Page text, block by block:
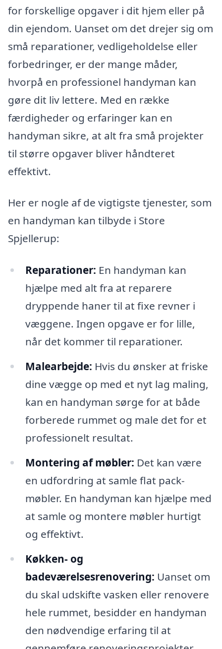
for forskellige opgaver i dit hjem eller på
din ejendom. Uanset om det drejer sig om
små reparationer, vedligeholdelse eller
forbedringer, er der mange måder,
hvorpå en professionel handyman kan
gøre dit liv lettere. Med en række
færdigheder og erfaringer kan en
handyman sikre, at alt fra små projekter
til større opgaver bliver håndteret
effektivt.
Her er nogle af de vigtigste tjenester, som
en handyman kan tilbyde i Store
Spjellerup:
Reparationer: En handyman kan
hjælpe med alt fra at reparere
dryppende haner til at fixe revner i
væggene. Ingen opgave er for lille,
når det kommer til reparationer.
Malearbejde: Hvis du ønsker at friske
dine vægge op med et nyt lag maling,
kan en handyman sørge for at både
forberede rummet og male det for et
professionelt resultat.
Montering af møbler: Det kan være
en udfordring at samle flat pack-
møbler. En handyman kan hjælpe med
at samle og montere møbler hurtigt
og effektivt.
Køkken- og
badeværelsesrenovering: Uanset om
du skal udskifte vasken eller renovere
hele rummet, besidder en handyman
den nødvendige erfaring til at